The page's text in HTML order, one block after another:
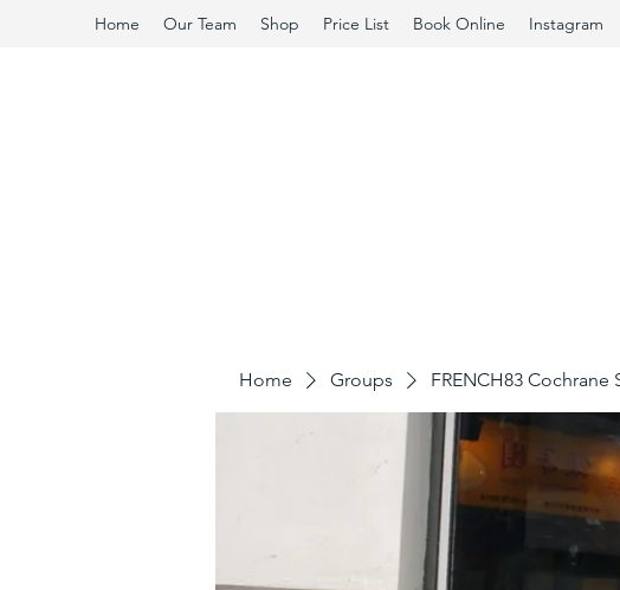
Home Our Team Shop Price List Book Online Instagram
Home Groups FRENCH83 Cochrane